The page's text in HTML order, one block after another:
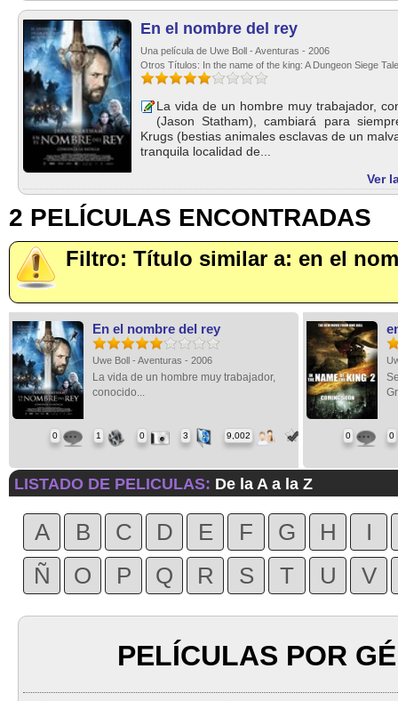
En el nombre del rey
Una película de Uwe Boll - Aventuras - 2006
Otros Títulos: In the name of the king: A Dungeon Siege Tale
La vida de un hombre muy trabajador,
(Jason Statham), cambiará para
Krugs (bestias animales esclavas de un
tranquila localidad de...
Ver
2 PELÍCULAS ENCONTRADAS
Filtro: Título similar a: en el
En el nombre del rey
Uwe Boll - Aventuras - 2006
La vida de un hombre muy trabajador,
conocido...
0 1 0 3 9,002 0 0
LISTADO DE PELICULAS: De la A a la Z
A B C D E F G H
I
Ñ
O P Q R S T U V
PELÍCULAS POR